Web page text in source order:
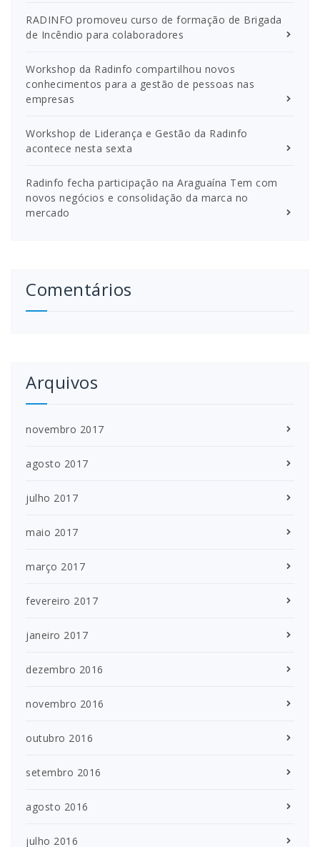
RADINFO promoveu curso de formação de Brigada
de Incêndio para colaboradores
Workshop da Radinfo compartilhou novos
conhecimentos para a gestão de pessoas nas
empresas
Workshop de Liderança e Gestão da Radinfo
acontece nesta sexta
Radinfo fecha participação na Araguaína Tem com
novos negócios e consolidação da marca no
mercado
Comentários
Arquivos
novembro 2017
agosto 2017
julho 2017
maio 2017
março 2017
fevereiro 2017
janeiro 2017
dezembro 2016
novembro 2016
outubro 2016
setembro 2016
agosto 2016
julho 2016